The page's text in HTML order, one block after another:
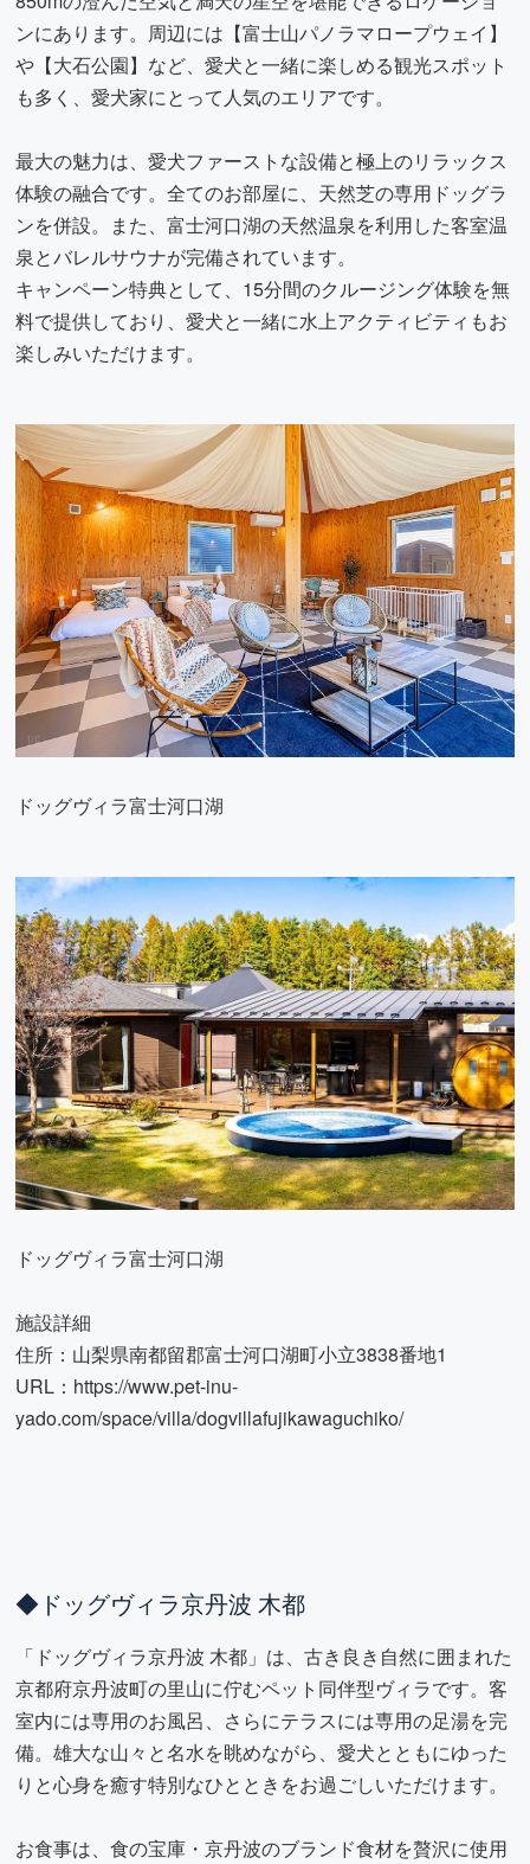
ンにあります。周辺には【富士山パノラマロープウェイ】
や【大石公園】など、愛犬と一緒に楽しめる観光スポット
も多く、愛犬家にとって人気のエリアです。
最大の魅力は、愛犬ファーストな設備と極上のリラックス
体験の融合です。全てのお部屋に、天然芝の専用ドッグラ
ンを併設。また、富士河口湖の天然温泉を利用した客室温
泉とバレルサウナが完備されています。
キャンペーン特典として、15分間のクルージング体験を無
料で提供しており、愛犬と一緒に水上アクティビティもお
楽しみいただけます。
ドッグヴィラ富士河口湖
ドッグヴィラ富士河口湖
施設詳細
住所：山梨県南都留郡富士河口湖町小立3838番地1
URL： https://www.pet-inu-
yado.com/space/villa/dogvillafujikawaguchiko/
◆ドッグヴィラ京丹波 木都
「ドッグヴィラ京丹波 木都」は、古き良き自然に囲まれた
京都府京丹波町の里山に佇むペット同伴型ヴィラです。客
室内には専用のお風呂、さらにテラスには専用の足湯を完
備。雄大な山々と名水を眺めながら、愛犬とともにゆった
りと心身を癒す特別なひとときをお過ごしいただけます。
お食事は、食の宝庫・京丹波のブランド食材を贅沢に使用